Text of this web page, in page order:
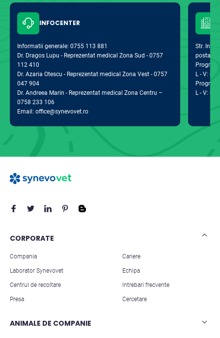
INFOCENTER
Informatii generale: 0755 113 881
Dr. Dragos Lupu - Reprezentat medical Zona Sud - 0757
112 410
Dr. Azaria Otescu - Reprezentat medical Zona Vest - 0757
047 904
Dr. Andreea Marin - Reprezentat medical Zona Centru –
0758 233 106
Email: office@synevovet.ro
Str.
postal
L - V:
L - V:
CORPORATE
Compania
Laborator Synevovet
Centrul de recoltare
Presa
Cariere
Echipa
Intrebari frecvente
Cercetare
ANIMALE DE COMPANIE